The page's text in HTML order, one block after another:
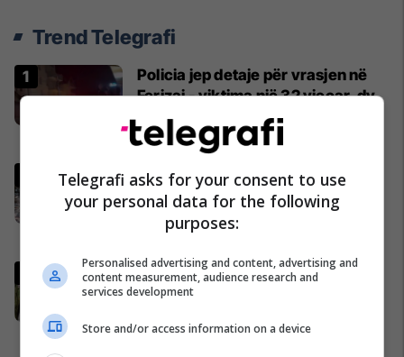
Trend Telegrafi
Policia jep detaje për vrasjen në
Ferizaj - viktima një 32 vjeçar, dy
persona ndalohen për 48 orë
Kronika e Zezë
Kafshohet nga nepërka në
Valbonë, turistja nga Zelanda
tregon për betejën e saj për
mbijetesë
Shqipëri
Shtatzënia me IVF, Xheneta i
reagon ashpër Xhuli Nurës: Ke
mund t'ia plotësosh kurrë
Yjet
Telegrafi asks for your consent to use
your personal data for the following
purposes:
Personalised advertising and content, advertising and
content measurement, audience research and
services development
Store and/or access information on a device